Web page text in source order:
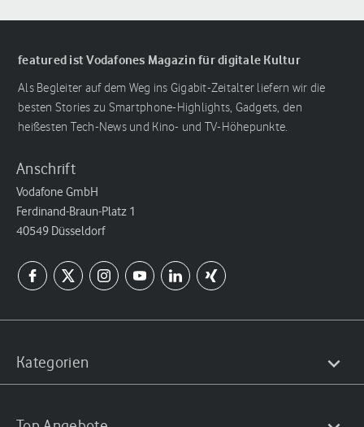
featured ist Vodafones Magazin für digitale Kultur
Als Begleiter auf dem Weg ins Gigabit-Zeitalter liefern wir die
besten Stories zu Smartphone-Highlights, Gadgets, den
heißesten Tech-News und Kino- und TV-Höhepunkte.
Anschrift
Vodafone GmbH
Ferdinand-Braun-Platz 1
40549 Düsseldorf
Kategorien